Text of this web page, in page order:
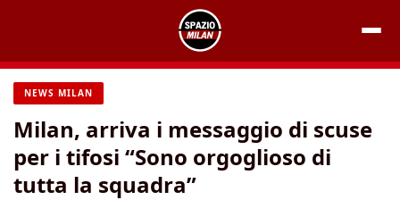
contenuto
NEWS MILAN
Milan, arriva i messaggio di scuse
per i tifosi “Sono orgoglioso di
tutta la squadra”